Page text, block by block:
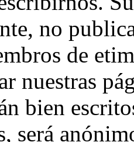
no
de
nuestras
bien
será